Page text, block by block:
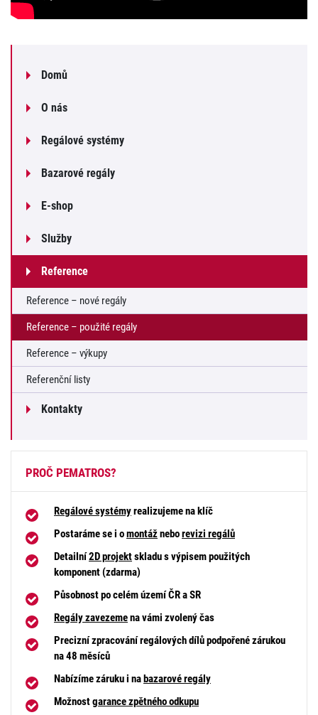
Domů
O nás
Regálové systémy
Bazarové regály
E-shop
Služby
Reference
Reference – nové regály
Reference – použité regály
Reference – výkupy
Referenční listy
Kontakty
PROČ PEMATROS?
Regálové systémyrealizujeme na klíč
Postaráme se i omontážneborevizi regálů
Detailní2D projektskladu s výpisem použitých
komponent (zdarma)
Působnost po celém území ČR a SR
Regály zavezemena vámi zvolený čas
Precizní zpracování regálových dílů podpořené zárukou
na 48 měsíců
Nabízíme záruku i nabazarové regály
Možnostgarance zpětného odkupu